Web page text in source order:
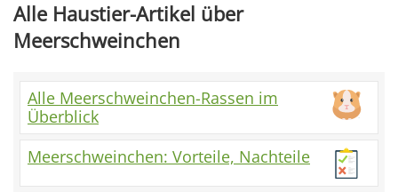
Alle Haustier-Artikel über
Meerschweinchen
Alle Meerschweinchen-Rassen im
Überblick
Meerschweinchen: Vorteile, Nachteile